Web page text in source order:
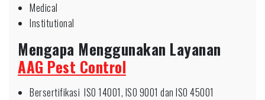
Medical
Institutional
Mengapa Menggunakan Layanan
AAG Pest Control
Bersertifikasi ISO 14001, ISO 9001 dan ISO 45001